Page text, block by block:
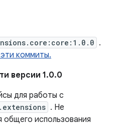
.
коммиты.
версии 1.0.0
для работы с
. Не
общего использования